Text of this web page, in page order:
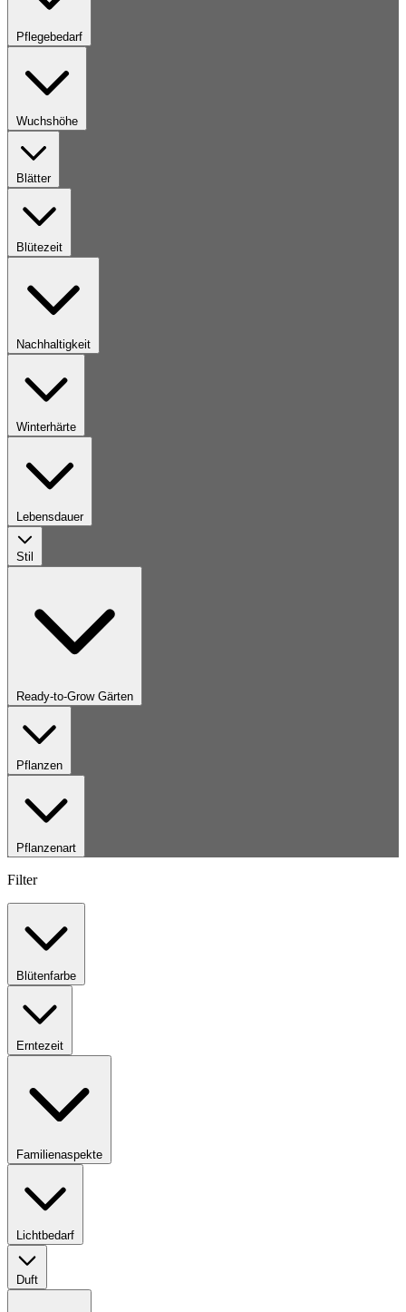
Pflegebedarf
Wuchshöhe
Blätter
Blütezeit
Nachhaltigkeit
Winterhärte
Lebensdauer
Stil
Ready-to-Grow Gärten
Pflanzen
Pflanzenart
Filter
Blütenfarbe
Erntezeit
Familienaspekte
Lichtbedarf
Duft